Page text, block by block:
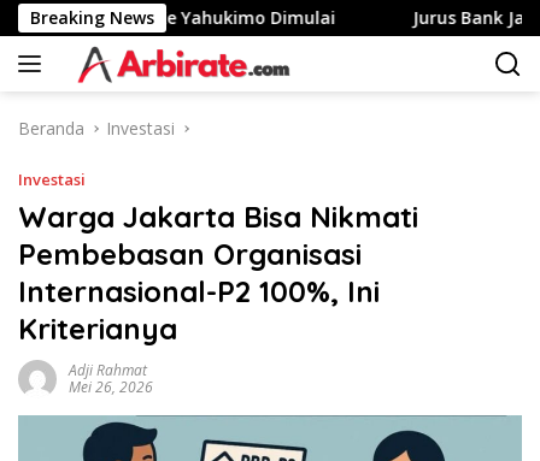
Langsung
ke
konten
Breaking News
Putih Ke Yahukimo Dimulai Jurus Bank Jago
Beranda Investasi
Investasi
Warga Jakarta Bisa Nikmati
Pembebasan Organisasi
Internasional-P2 100%, Ini
Kriterianya
Adji Rahmat
Mei 26, 2026